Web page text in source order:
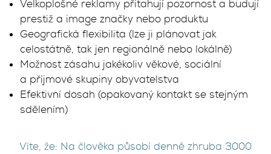
Velkoplošné reklamy přitahují pozornost a budují
prestiž a image značky nebo produktu
Geografická flexibilita (lze ji plánovat jak
celostátně, tak jen regionálně nebo lokálně)
Možnost zásahu jakékoliv věkové, sociální
a příjmové skupiny obyvatelstva
Efektivní dosah (opakovaný kontakt se stejným
sdělením)
Víte, že: Na člověka působí denně zhruba 3000